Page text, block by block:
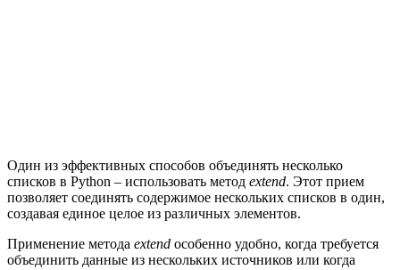
Один из эффективных способов объединять несколько
списков в Python – использовать метод extend. Этот прием
позволяет соединять содержимое нескольких списков в один,
создавая единое целое из различных элементов.
Применение метода extend особенно удобно, когда требуется
объединить данные из нескольких источников или когда